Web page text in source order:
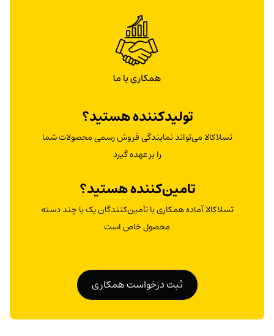
تولیدکننده هستید؟
تسلاکالا می‌تواند نمایندگی فروش رسمی محصولات شما
را بر عهده گیرد
تامین‌کننده هستید؟
تسلاکالا آماده همکاری با تأمین‌کنندگان یک یا چند دسته
محصول خاص است
ثبت درخواست همکاری